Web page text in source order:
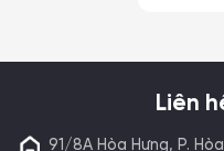
Liên
91/8A Hòa Hưng, P.